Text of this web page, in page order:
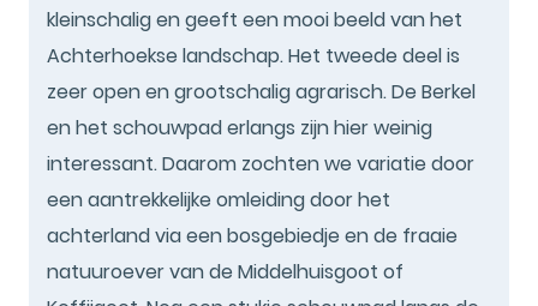
kleinschalig en geeft een mooi beeld van het
Achterhoekse landschap. Het tweede deel is
zeer open en grootschalig agrarisch. De Berkel
en het schouwpad erlangs zijn hier weinig
interessant. Daarom zochten we variatie door
een aantrekkelijke omleiding door het
achterland via een bosgebiedje en de fraaie
natuuroever van de Middelhuisgoot of